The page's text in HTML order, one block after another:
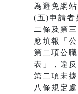
為避免網
(五)申請者
二條及第
應填報「
第二項公
表」，違
第二項未
八條規定